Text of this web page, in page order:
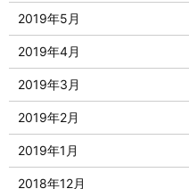
2019年5月
2019年4月
2019年3月
2019年2月
2019年1月
2018年12月